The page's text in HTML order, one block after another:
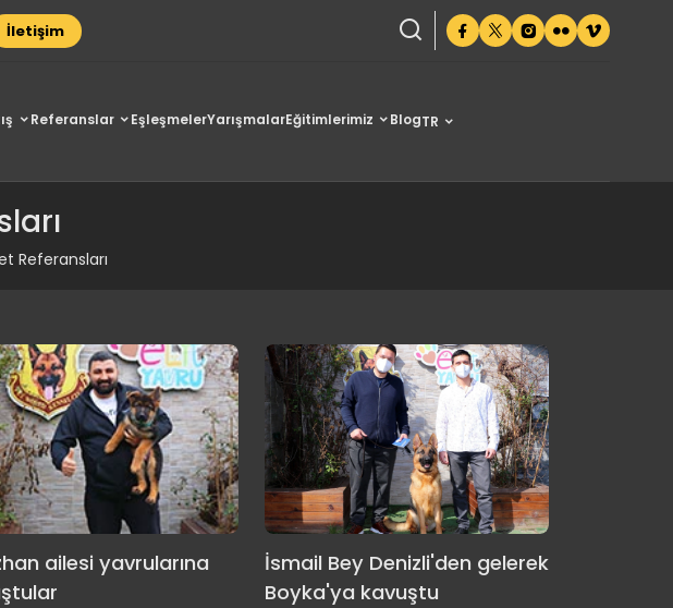
İletişim
Referanslar EşleşmelerYarışmalarEğitimlerimiz BlogTR
Referansları
ailesi yavrularına
İsmail Bey Denizli'den gelerek
Boyka'ya kavuştu